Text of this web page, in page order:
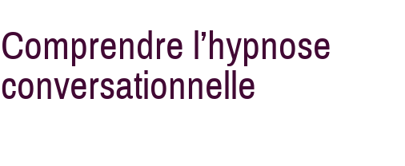
Comprendre l’hypnose
conversationnelle